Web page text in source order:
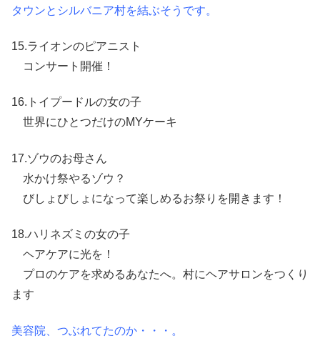
タウンとシルバニア村を結ぶそうです。
15.ライオンのピアニスト
コンサート開催！
16.トイプードルの女の子
世界にひとつだけのMYケーキ
17.ゾウのお母さん
水かけ祭やるゾウ？
びしょびしょになって楽しめるお祭りを開きます！
18.ハリネズミの女の子
ヘアケアに光を！
プロのケアを求めるあなたへ。村にヘアサロンをつくり
ます
美容院、つぶれてたのか・・・。